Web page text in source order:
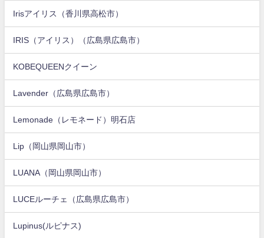
Irisアイリス（香川県高松市）
IRIS（アイリス）（広島県広島市）
KOBEQUEENクイーン
Lavender（広島県広島市）
Lemonade（レモネード）明石店
Lip（岡山県岡山市）
LUANA（岡山県岡山市）
LUCEルーチェ（広島県広島市）
Lupinus(ルピナス)